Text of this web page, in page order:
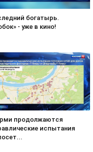
богатырь.
- уже в кино!
продолжаются
испытания